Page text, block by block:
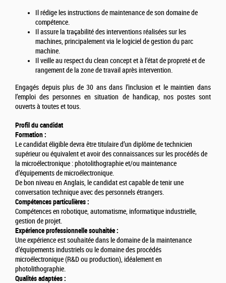
Il rédige les instructions de maintenance de son domaine de
compétence.
Il assure la traçabilité des interventions réalisées sur les
machines, principalement via le logiciel de gestion du parc
machine.
Il veille au respect du clean concept et à l’état de propreté et de
rangement de la zone de travail après intervention.
Engagés depuis plus de 30 ans dans l’inclusion et le maintien dans
l’emploi des personnes en situation de handicap, nos postes sont
ouverts à toutes et tous.
Profil du candidat
Formation :
Le candidat éligible devra être titulaire d’un diplôme de technicien
supérieur ou équivalent et avoir des connaissances sur les procédés de
la microélectronique : photolithographie et/ou maintenance
d’équipements de microélectronique.
De bon niveau en Anglais, le candidat est capable de tenir une
conversation technique avec des personnels étrangers.
Compétences particulières :
Compétences en robotique, automatisme, informatique industrielle,
gestion de projet.
Expérience professionnelle souhaitée :
Une expérience est souhaitée dans le domaine de la maintenance
d’équipements industriels ou le domaine des procédés
microélectronique (R&D ou production), idéalement en
photolithographie.
Qualités adaptées :